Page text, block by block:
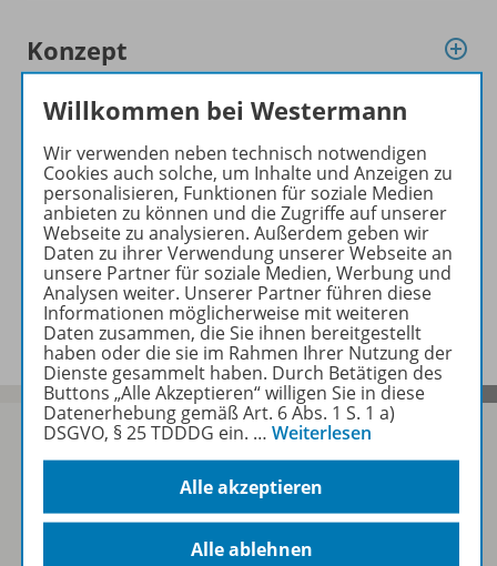
Konzept
Empfehlungen der Redaktion
Benachrichtigungs-Service
Willkommen bei Westermann
Wir verwenden neben technisch notwendigen
Cookies auch solche, um Inhalte und Anzeigen zu
personalisieren, Funktionen für soziale Medien
anbieten zu können und die Zugriffe auf unserer
Webseite zu analysieren. Außerdem geben wir
Daten zu ihrer Verwendung unserer Webseite an
unsere Partner für soziale Medien, Werbung und
Analysen weiter. Unserer Partner führen diese
Informationen möglicherweise mit weiteren
Daten zusammen, die Sie ihnen bereitgestellt
haben oder die sie im Rahmen Ihrer Nutzung der
Dienste gesammelt haben. Durch Betätigen des
Buttons „Alle Akzeptieren“ willigen Sie in diese
Datenerhebung gemäß Art. 6 Abs. 1 S. 1 a)
DSGVO, § 25 TDDDG ein. … Weiterlesen
Alle akzeptieren
Alle ablehnen